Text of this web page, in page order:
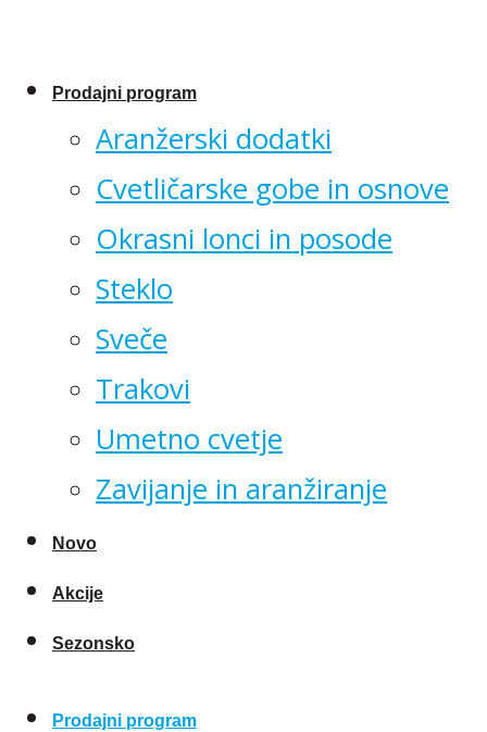
Prodajni program
Aranžerski dodatki
Cvetličarske gobe in osnove
Okrasni lonci in posode
Steklo
Sveče
Trakovi
Umetno cvetje
Zavijanje in aranžiranje
Novo
Akcije
Sezonsko
Prodajni program